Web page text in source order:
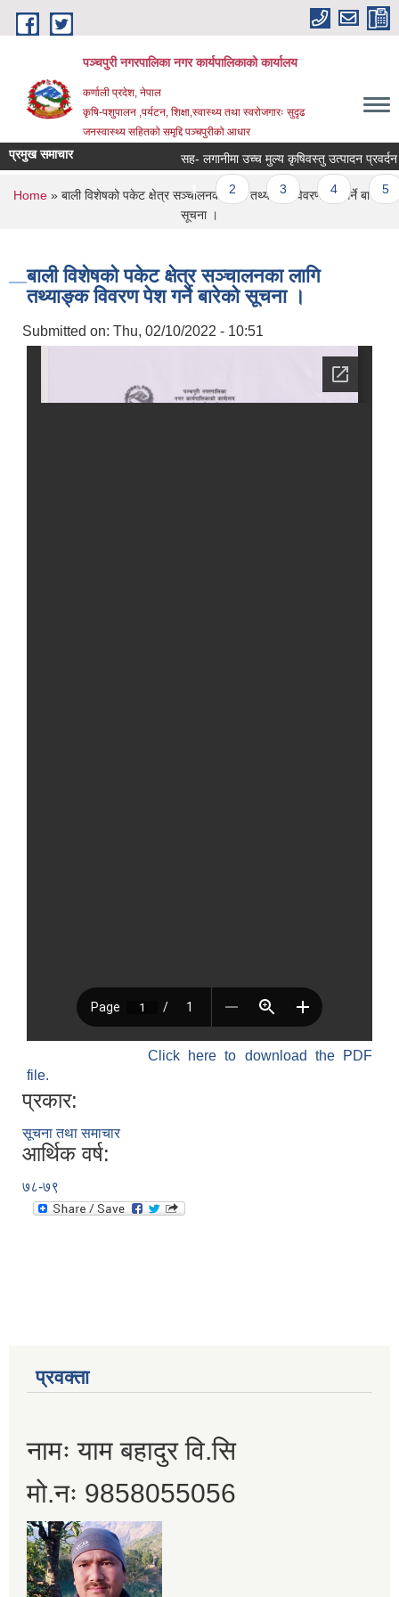
Skip to main content
पञ्चपुरी नगरपालिका नगर कार्यपालिकाको कार्यालय
कर्णाली प्रदेश, नेपाल
कृषि-पशुपालन ,पर्यटन, शिक्षा,स्वास्थ्य तथा स्वरोजगारः सुदृढ
जनस्वास्थ्य सहितको समृद्दि पञ्चपुरीको आधार
प्रमुख समाचार सह- लगानीमा उच्च मुल्य कृषिवस्तु उत्पादन प्रवर्दन
Pages
1 2 3 4 5
You are here
Home» बाली विशेषको पकेट क्षेत्र सञ्चालनका लागि तथ्याङ्क विवरण पेश गर्ने बारेको
सूचना ।
बाली विशेषको पकेट क्षेत्र सञ्चालनका लागि
तथ्याङ्क विवरण पेश गर्ने बारेको सूचना ।
Submitted on: Thu, 02/10/2022 - 10:51
Click here to download the PDF
file.
प्रकार:
सूचना तथा समाचार
आर्थिक वर्ष:
७८-७९
प्रवक्ता
नामः याम बहादुर वि.सि
मो.नः 9858055056